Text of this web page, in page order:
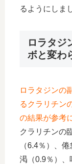
るようにしま
ロラタジ
ボと変わ
ロラタジンの
るクラリチン
の結果が参考
クラリチンの
（6.4％）、
渇（0.9％）、